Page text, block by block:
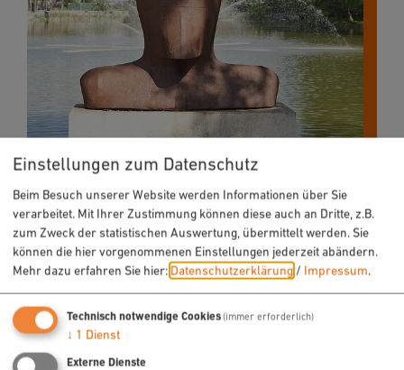
Einstellungen zum Datenschutz
Beim Besuch unserer Website werden Informationen über Sie
verarbeitet. Mit Ihrer Zustimmung können diese auch an Dritte, z.B.
zum Zweck der statistischen Auswertung, übermittelt werden. Sie
können die hier vorgenommenen Einstellungen jederzeit abändern.
Mehr dazu erfahren Sie hier: Datenschutzerklärung / Impressum.
Technisch notwendige Cookies(immer erforderlich)
↓ 1 Dienst
Externe Dienste